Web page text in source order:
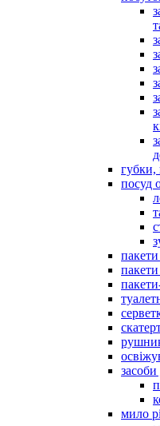
губки,
посуд
пакети
пакети
мило